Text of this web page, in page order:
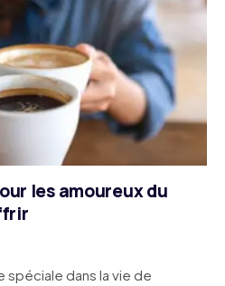
les amoureux du
dans la vie de